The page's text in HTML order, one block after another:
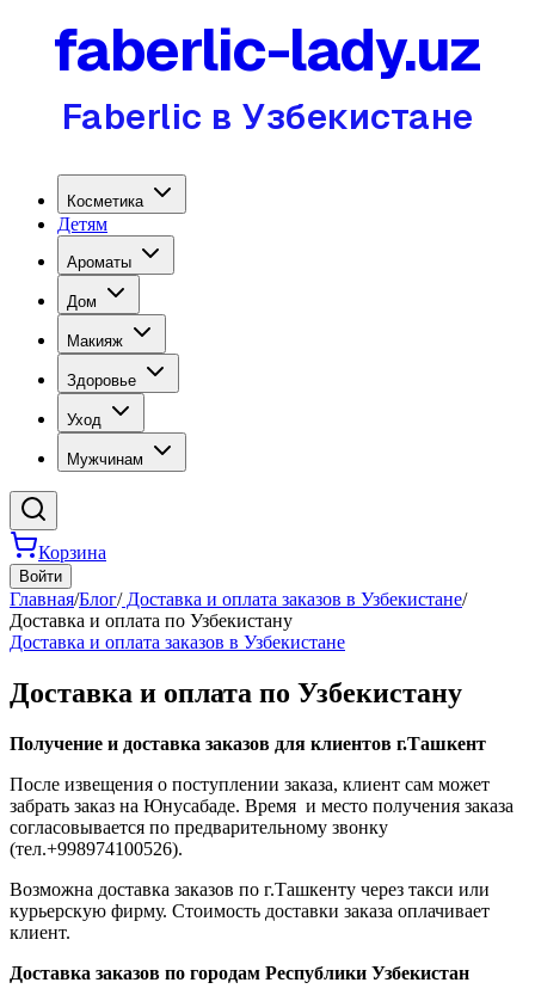
faberlic-lady.uz
Faberlic в Узбекистане
Косметика
Детям
Ароматы
Дом
Макияж
Здоровье
Уход
Мужчинам
Корзина
Войти
Главная/Блог/Доставка и оплата заказов в Узбекистане/
Доставка и оплата по Узбекистану
Доставка и оплата заказов в Узбекистане
Доставка и оплата по Узбекистану
Получение и доставка заказов для клиентов г.Ташкент
После извещения о поступлении заказа, клиент сам может
забрать заказ на Юнусабаде. Время и место получения заказа
согласовывается по предварительному звонку
(тел.+998974100526).
Возможна доставка заказов по г.Ташкенту через такси или
курьерскую фирму. Стоимость доставки заказа оплачивает
клиент.
Доставка заказов по городам Республики Узбекистан